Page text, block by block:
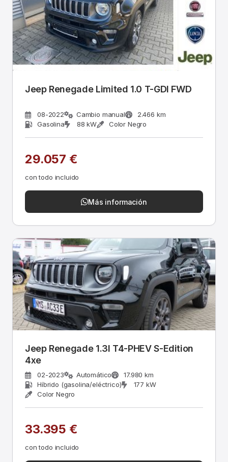
Jeep Renegade Limited 1.0 T-GDI FWD
08-2022 Cambio manual
2.466 km
Gasolina
88 kW Color Negro
29.057 €
con todo incluido
Más información
Jeep Renegade 1.3l T4-PHEV S-Edition
4xe
02-2023 Automático
17.980 km
Híbrido (gasolina/eléctrico)
177 kW
Color Negro
33.395 €
con todo incluido